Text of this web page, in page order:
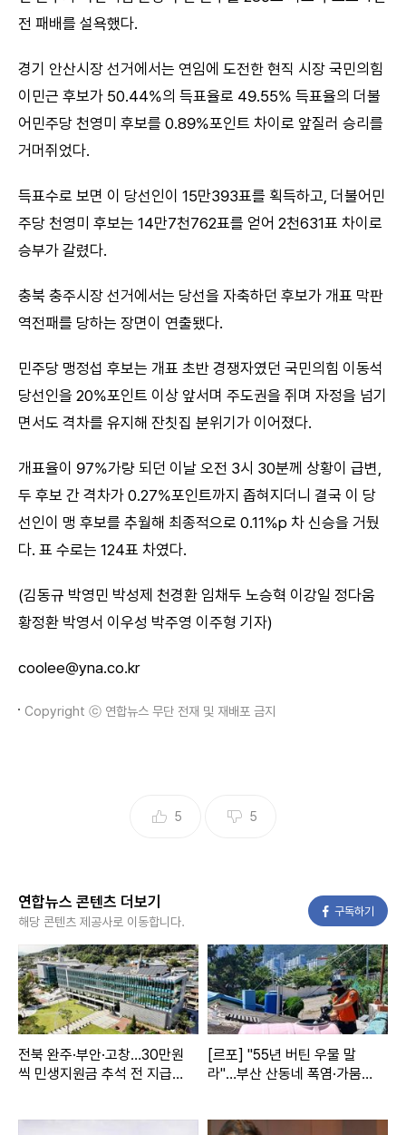
전 패배를 설욕했다.
경기 안산시장 선거에서는 연임에 도전한 현직 시장 국민의힘
이민근 후보가 50.44%의 득표율로 49.55% 득표율의 더불
어민주당 천영미 후보를 0.89%포인트 차이로 앞질러 승리를
거머쥐었다.
득표수로 보면 이 당선인이 15만393표를 획득하고, 더불어민
주당 천영미 후보는 14만7천762표를 얻어 2천631표 차이로
승부가 갈렸다.
충북 충주시장 선거에서는 당선을 자축하던 후보가 개표 막판
역전패를 당하는 장면이 연출됐다.
민주당 맹정섭 후보는 개표 초반 경쟁자였던 국민의힘 이동석
당선인을 20%포인트 이상 앞서며 주도권을 쥐며 자정을 넘기
면서도 격차를 유지해 잔칫집 분위기가 이어졌다.
개표율이 97%가량 되던 이날 오전 3시 30분께 상황이 급변,
두 후보 간 격차가 0.27%포인트까지 좁혀지더니 결국 이 당
선인이 맹 후보를 추월해 최종적으로 0.11%p 차 신승을 거뒀
다. 표 수로는 124표 차였다.
(김동규 박영민 박성제 천경환 임채두 노승혁 이강일 정다움
황정환 박영서 이우성 박주영 이주형 기자)
coolee@yna.co.kr
Copyright ⓒ 연합뉴스 무단 전재 및 재배포 금지
5 5
연합뉴스 콘텐츠 더보기
해당 콘텐츠 제공사로 이동합니다.
구독하기
전북 완주·부안·고창…30만원
씩 민생지원금 추석 전 지급
[르포] "55년 버틴 우물 말
라"…부산 산동네 폭염·가뭄